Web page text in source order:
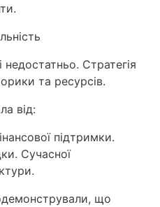
недостатньо. Стратегія
та ресурсів.
від:
підтримки.
Сучасної
що